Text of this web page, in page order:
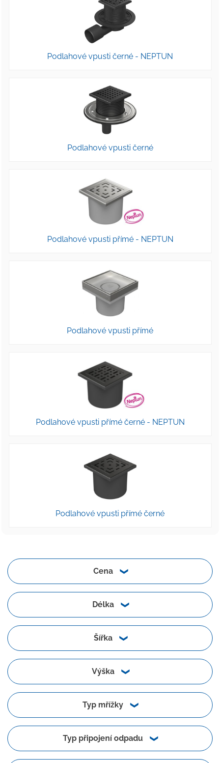
Podlahové vpusti černé - NEPTUN
Podlahové vpusti černé
Podlahové vpusti přímé - NEPTUN
Podlahové vpusti přímé
Podlahové vpusti přímé černé - NEPTUN
Podlahové vpusti přímé černé
Cena
Délka
Šířka
Výška
Typ mřížky
Typ připojení odpadu